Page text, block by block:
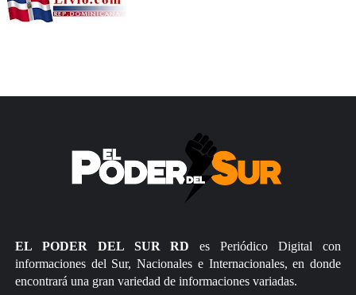
EL PODER DEL SUR RD es Periódico Digital con
informaciones del Sur, Nacionales e Internacionales, en donde
encontrará una gran variedad de informaciones variadas.